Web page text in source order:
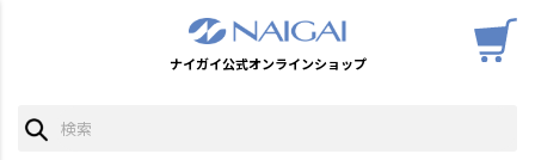
ナイガイ公式オンラインショップ